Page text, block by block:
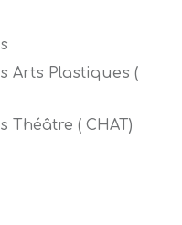
Arts Plastiques (
Théâtre ( CHAT)